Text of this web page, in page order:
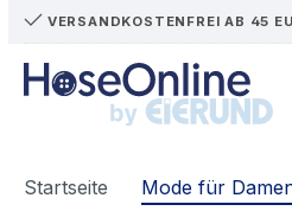
Hauptinhalt springen
Zur Suche springen
Zur Hauptnavigation
VERSANDKOSTENFREI AB 45
Startseite Mode für